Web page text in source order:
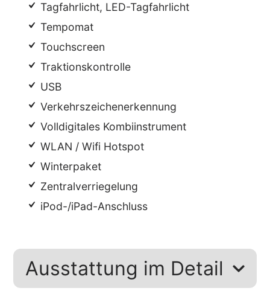
Tagfahrlicht, LED-Tagfahrlicht
Tempomat
Touchscreen
Traktionskontrolle
USB
Verkehrszeichenerkennung
Volldigitales Kombiinstrument
WLAN / Wifi Hotspot
Winterpaket
Zentralverriegelung
iPod-/iPad-Anschluss
Ausstattung im Detail